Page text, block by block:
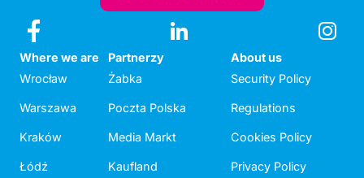
Where we are
Wrocław
Warszawa
Kraków
Łódź
Partnerzy
Żabka
Poczta Polska
Media Markt
Kaufland
About us
Security Policy
Regulations
Cookies Policy
Privacy Policy